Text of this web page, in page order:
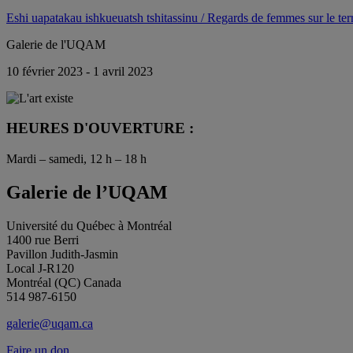
Eshi uapatakau ishkueuatsh tshitassinu / Regards de femmes sur le
Galerie de l'UQAM
10 février 2023 - 1 avril 2023
HEURES D'OUVERTURE :
Mardi – samedi, 12 h – 18 h
Galerie de l’UQAM
Université du Québec à Montréal
1400 rue Berri
Pavillon Judith-Jasmin
Local J-R120
Montréal (QC) Canada
514 987-6150
galerie@uqam.ca
Faire un don